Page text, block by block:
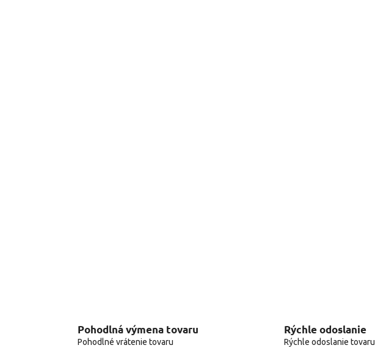
Pohodlná výmena tovaru
Pohodlné vrátenie tovaru
Rýchle odoslanie
Rýchle odoslanie tovaru